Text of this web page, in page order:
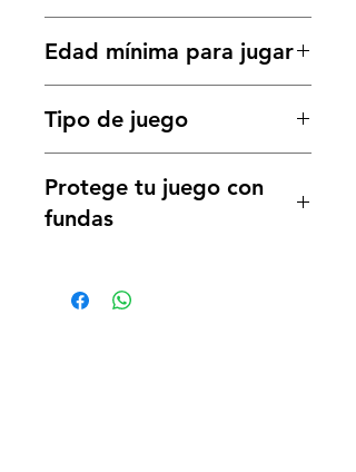
Edad mínima para jugar
Tipo de juego
Deckbuilding + colocación de
trabajadores
Protege tu juego con
fundas
162 cartas (63x89mm)